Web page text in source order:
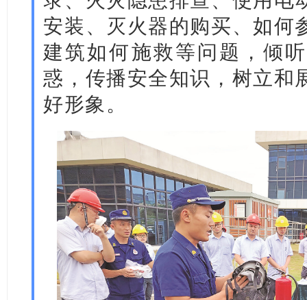
安装、灭火器的购买、如何
建筑如何施救等问题，倾
惑，传播安全知识，树立和
好形象。